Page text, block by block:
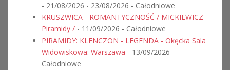
- 21/08/2026 - 23/08/2026 - Całodniowe
KRUSZWICA - ROMANTYCZNOŚĆ / MICKIEWICZ -
Piramidy / - 11/09/2026 - Całodniowe
PIRAMIDY: KLENCZON - LEGENDA - Okęcka Sala
Widowiskowa: Warszawa - 13/09/2026 -
Całodniowe